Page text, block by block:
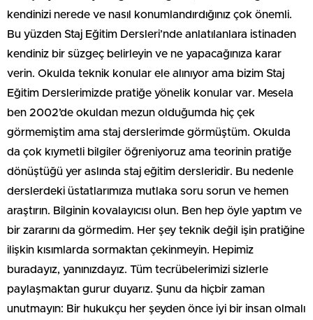
kendinizi nerede ve nasıl konumlandırdığınız çok önemli.
Bu yüzden Staj Eğitim Dersleri’nde anlatılanlara istinaden
kendiniz bir süzgeç belirleyin ve ne yapacağınıza karar
verin. Okulda teknik konular ele alınıyor ama bizim Staj
Eğitim Derslerimizde pratiğe yönelik konular var. Mesela
ben 2002’de okuldan mezun olduğumda hiç çek
görmemiştim ama staj derslerimde görmüştüm. Okulda
da çok kıymetli bilgiler öğreniyoruz ama teorinin pratiğe
dönüştüğü yer aslında staj eğitim dersleridir. Bu nedenle
derslerdeki üstatlarımıza mutlaka soru sorun ve hemen
araştırın. Bilginin kovalayıcısı olun. Ben hep öyle yaptım ve
bir zararını da görmedim. Her şey teknik değil işin pratiğine
ilişkin kısımlarda sormaktan çekinmeyin. Hepimiz
buradayız, yanınızdayız. Tüm tecrübelerimizi sizlerle
paylaşmaktan gurur duyarız. Şunu da hiçbir zaman
unutmayın: Bir hukukçu her şeyden önce iyi bir insan olmalı